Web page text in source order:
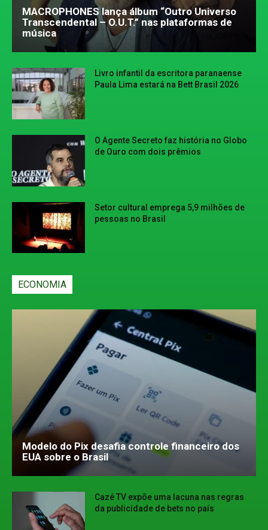
MACROPHONES lança álbum “Outro Universo
Transcendental – O.U.T.” nas plataformas de
música
Livro infantil da escritora paranaense
Paula Lima estará na Bett Brasil 2026
O Agente Secreto faz história no Globo
de Ouro com dois prêmios
Setor cultural emprega 5,9 milhões de
pessoas no Brasil
ECONOMIA
Modelo do Pix desafia controle financeiro dos
EUA sobre o Brasil
Cazé TV expõe uma lacuna nas regras
da publicidade de bets no país